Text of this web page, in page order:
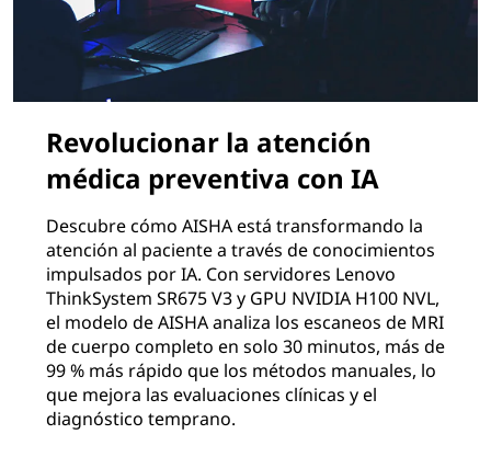
Revolucionar la atención
médica preventiva con IA
Descubre cómo AISHA está transformando la
atención al paciente a través de conocimientos
impulsados por IA. Con servidores Lenovo
ThinkSystem SR675 V3 y GPU NVIDIA H100 NVL,
el modelo de AISHA analiza los escaneos de MRI
de cuerpo completo en solo 30 minutos, más de
99 % más rápido que los métodos manuales, lo
que mejora las evaluaciones clínicas y el
diagnóstico temprano.